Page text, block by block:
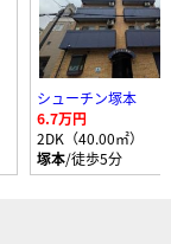
シューチン塚本
6.7万円
2DK（40.00㎡）
塚本/徒歩5分